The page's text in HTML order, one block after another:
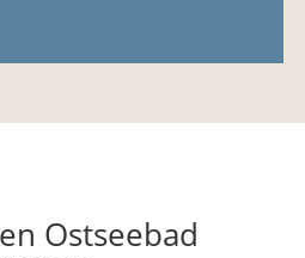
Ostseebad